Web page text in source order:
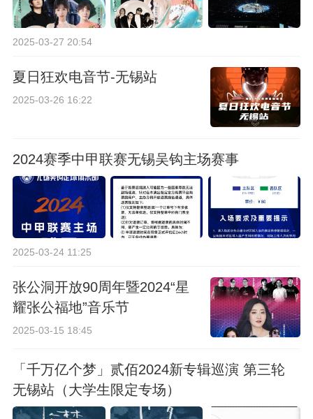
2025-03-27 20:54
夏日狂欢电音节-无锡站
2025-03-26 16:22
2024赛季中甲联赛无锡吴钩主场赛事
2025-03-24 11:25
张公洞开放90周年暨2024“星
耀张公福地”音乐节
2025-03-15 18:45
「千万亿个梦」贰佰2024新专辑巡演 第三轮
无锡站（大学生限定专场）